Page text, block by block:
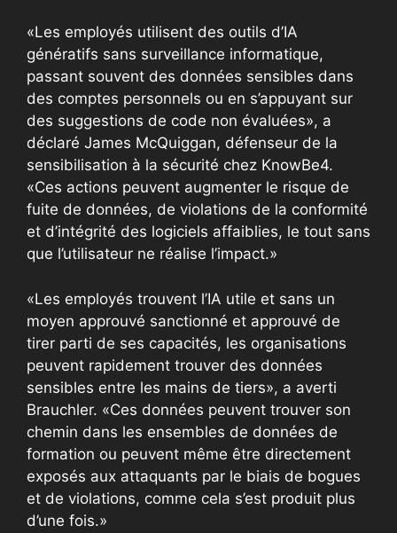
«Les employés utilisent des outils d’IA
génératifs sans surveillance informatique,
passant souvent des données sensibles dans
des comptes personnels ou en s’appuyant sur
des suggestions de code non évaluées», a
déclaré James McQuiggan, défenseur de la
sensibilisation à la sécurité chez KnowBe4.
«Ces actions peuvent augmenter le risque de
fuite de données, de violations de la conformité
et d’intégrité des logiciels affaiblies, le tout sans
que l’utilisateur ne réalise l’impact.»
«Les employés trouvent l’IA utile et sans un
moyen approuvé sanctionné et approuvé de
tirer parti de ses capacités, les organisations
peuvent rapidement trouver des données
sensibles entre les mains de tiers», a averti
Brauchler. «Ces données peuvent trouver son
chemin dans les ensembles de données de
formation ou peuvent même être directement
exposés aux attaquants par le biais de bogues
et de violations, comme cela s’est produit plus
d’une fois.»